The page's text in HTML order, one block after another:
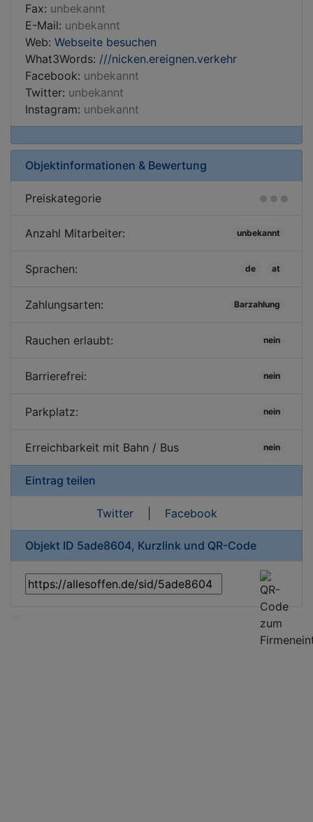
Fax: unbekannt
E-Mail: unbekannt
Web: Webseite besuchen
What3Words: ///nicken.ereignen.verkehr
Facebook: unbekannt
Twitter: unbekannt
Instagram: unbekannt
Objektinformationen & Bewertung
Preiskategorie
Anzahl Mitarbeiter: unbekannt
Sprachen: de at
Zahlungsarten: Barzahlung
Rauchen erlaubt: nein
Barrierefrei: nein
Parkplatz: nein
Erreichbarkeit mit Bahn / Bus nein
Eintrag teilen
Twitter| Facebook
Objekt ID 5ade8604, Kurzlink und QR-Code